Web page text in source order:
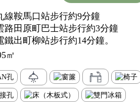
線鞍馬口站步行約9分鐘
路田原町巴士站步行約3分鐘
出町柳站步行約14分鐘。
㎡